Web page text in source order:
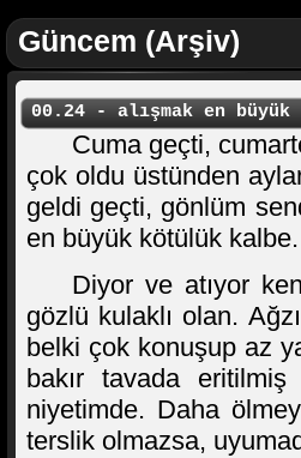
Güncem (Arşiv)
00.24 - alışmak en
Cuma geçti,
çok oldu üstünden
geldi geçti, gönlüm
en büyük kötülük kalbe.
Diyor ve atıyor
gözlü kulaklı olan.
belki çok konuşup az
bakır tavada
niyetimde. Daha
terslik olmazsa,